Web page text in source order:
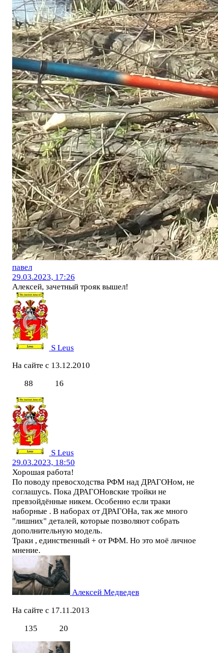
павел
29.03.2023, 17:26
Алексей, зачетный трояк вышел!
S Leus
На сайте с 13.12.2010
88
16
S Leus
29.03.2023, 18:50
Хорошая работа!
По поводу превосходства РФМ над ДРАГОНом, не
соглашусь. Пока ДРАГОНовские тройки не
превзойдённые никем. Особенно если траки
наборные . В наборах от ДРАГОНа, так же много
"лишних" деталей, которые позволяют собрать
дополнительную модель.
Траки , единственный + от РФМ. Но это моё личное
мнение.
Алексей Медведев
На сайте с 17.11.2013
135
20